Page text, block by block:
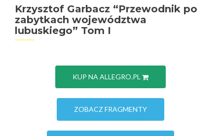
Krzysztof Garbacz “Przewodnik po
zabytkach województwa
lubuskiego” Tom I
KUP NA ALLEGRO.PL
ZOBACZ FRAGMENTY